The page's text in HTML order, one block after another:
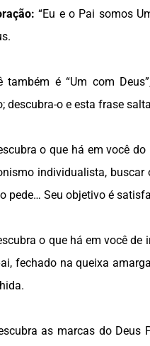
“Eu e o Pai somos
também é “Um com
descubra-o e esta frase
o que há em você
individualista,
pede… Seu objetivo é
o que há em você
fechado na queixa
as marcas do Deus